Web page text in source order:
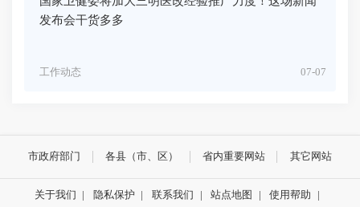
发布会干货多多
07-07
工作动态
市政府部门 各县（市、区） 省内重要网站 其它网站
关于我们 | 隐私保护 | 联系我们 | 站点地图 | 使用帮助 |